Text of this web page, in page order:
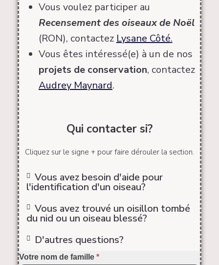
Vous voulez participer au
Recensement des oiseaux de Noël
(RON), contactez Lysane Côté.
Vous êtes intéressé(e) à un de nos
projets de conservation, contactez
Audrey Maynard.
Qui contacter si?
Cliquez sur le signe + pour faire dérouler la section.
Vous avez besoin d'aide pour
l'identification d'un oiseau?
Vous avez trouvé un oisillon tombé
du nid ou un oiseau blessé?
D'autres questions?
Contactez-
Votre nom de famille *